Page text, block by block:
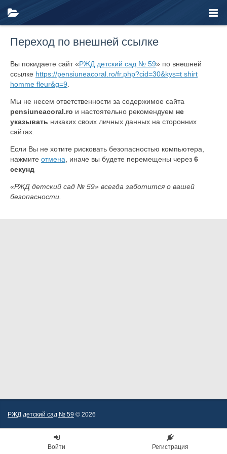
Переход по внешней ссылке
Вы покидаете сайт «РЖД детский сад № 59» по внешней
ссылке https://pensiuneacoral.ro/fr.php?cid=30&kys=t shirt
homme fleur&g=9
Мы не несем ответственности за содержимое сайта
pensiuneacoral.ro и настоятельно рекомендуем не
указывать никаких своих личных данных на сторонних
сайтах.
Если Вы не хотите рисковать безопасностью компьютера,
нажмите отмена , иначе вы будете перемещены через 6
секунд
«РЖД детский сад № 59» всегда заботится о вашей
безопасности.
РЖД детский сад № 59 © 2026
Войти Регистрация